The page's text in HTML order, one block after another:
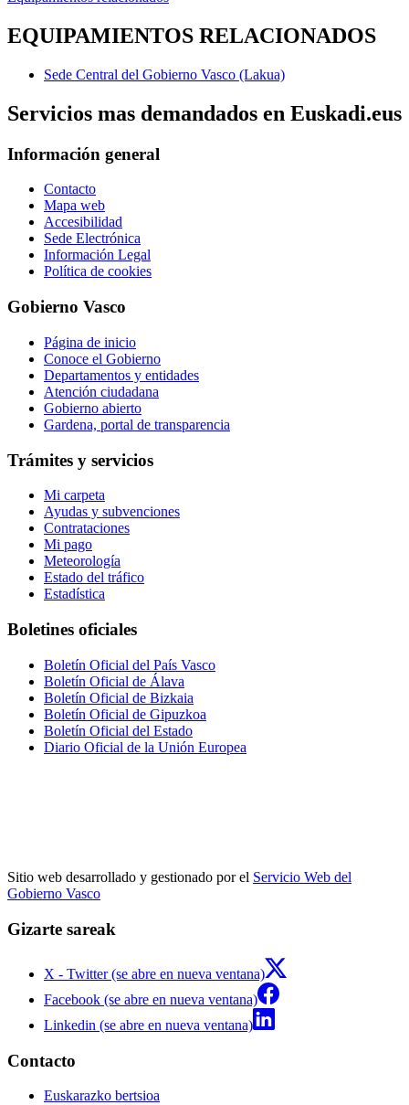
EQUIPAMIENTOS RELACIONADOS
Sede Central del Gobierno Vasco (Lakua)
Servicios mas demandados en Euskadi.eus
Información general
Contacto
Mapa web
Accesibilidad
Sede Electrónica
Información Legal
Política de cookies
Gobierno Vasco
Página de inicio
Conoce el Gobierno
Departamentos y entidades
Atención ciudadana
Gobierno abierto
Gardena, portal de transparencia
Trámites y servicios
Mi carpeta
Ayudas y subvenciones
Contrataciones
Mi pago
Meteorología
Estado del tráfico
Estadística
Boletines oficiales
Boletín Oficial del País Vasco
Boletín Oficial de Álava
Boletín Oficial de Bizkaia
Boletín Oficial de Gipuzkoa
Boletín Oficial del Estado
Diario Oficial de la Unión Europea
Sitio web desarrollado y gestionado por el Servicio Web del
Gobierno Vasco
Gizarte sareak
X - Twitter (se abre en nueva ventana)
Facebook (se abre en nueva ventana)
Linkedin (se abre en nueva ventana)
Contacto
Euskarazko bertsioa